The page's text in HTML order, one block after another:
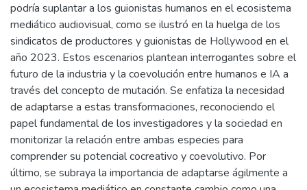
podría suplantar a los guionistas humanos en el ecosistema
mediático audiovisual, como se ilustró en la huelga de los
sindicatos de productores y guionistas de Hollywood en el
año 2023. Estos escenarios plantean interrogantes sobre el
futuro de la industria y la coevolución entre humanos e IA a
través del concepto de mutación. Se enfatiza la necesidad
de adaptarse a estas transformaciones, reconociendo el
papel fundamental de los investigadores y la sociedad en
monitorizar la relación entre ambas especies para
comprender su potencial cocreativo y coevolutivo. Por
último, se subraya la importancia de adaptarse ágilmente a